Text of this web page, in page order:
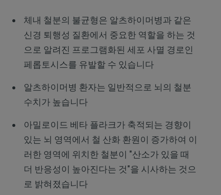
체내 철분의 불균형은 알츠하이머병과 같은
신경 퇴행성 질환에서 중요한 역할을 하는 것
으로 알려진 프로그램화된 세포 사멸 경로인
페롭토시스를 유발할 수 있습니다
알츠하이머병 환자는 일반적으로 뇌의 철분
수치가 높습니다
아밀로이드 베타 플라크가 축적되는 경향이
있는 뇌 영역에서 철 산화 환원이 증가하여 이
러한 영역에 위치한 철분이 "산소가 있을 때
더 반응성이 높아진다는 것"을 시사하는 것으
로 밝혀졌습니다